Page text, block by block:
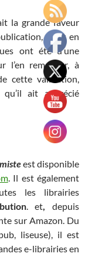
la grande faveur
pour en
ont été d’une
remercier, à
cette validation,
ait apprécié
est disponible
. Il est également
les librairies
. et
depuis
sur Amazon. Du
liseuse), il est
e-librairies en